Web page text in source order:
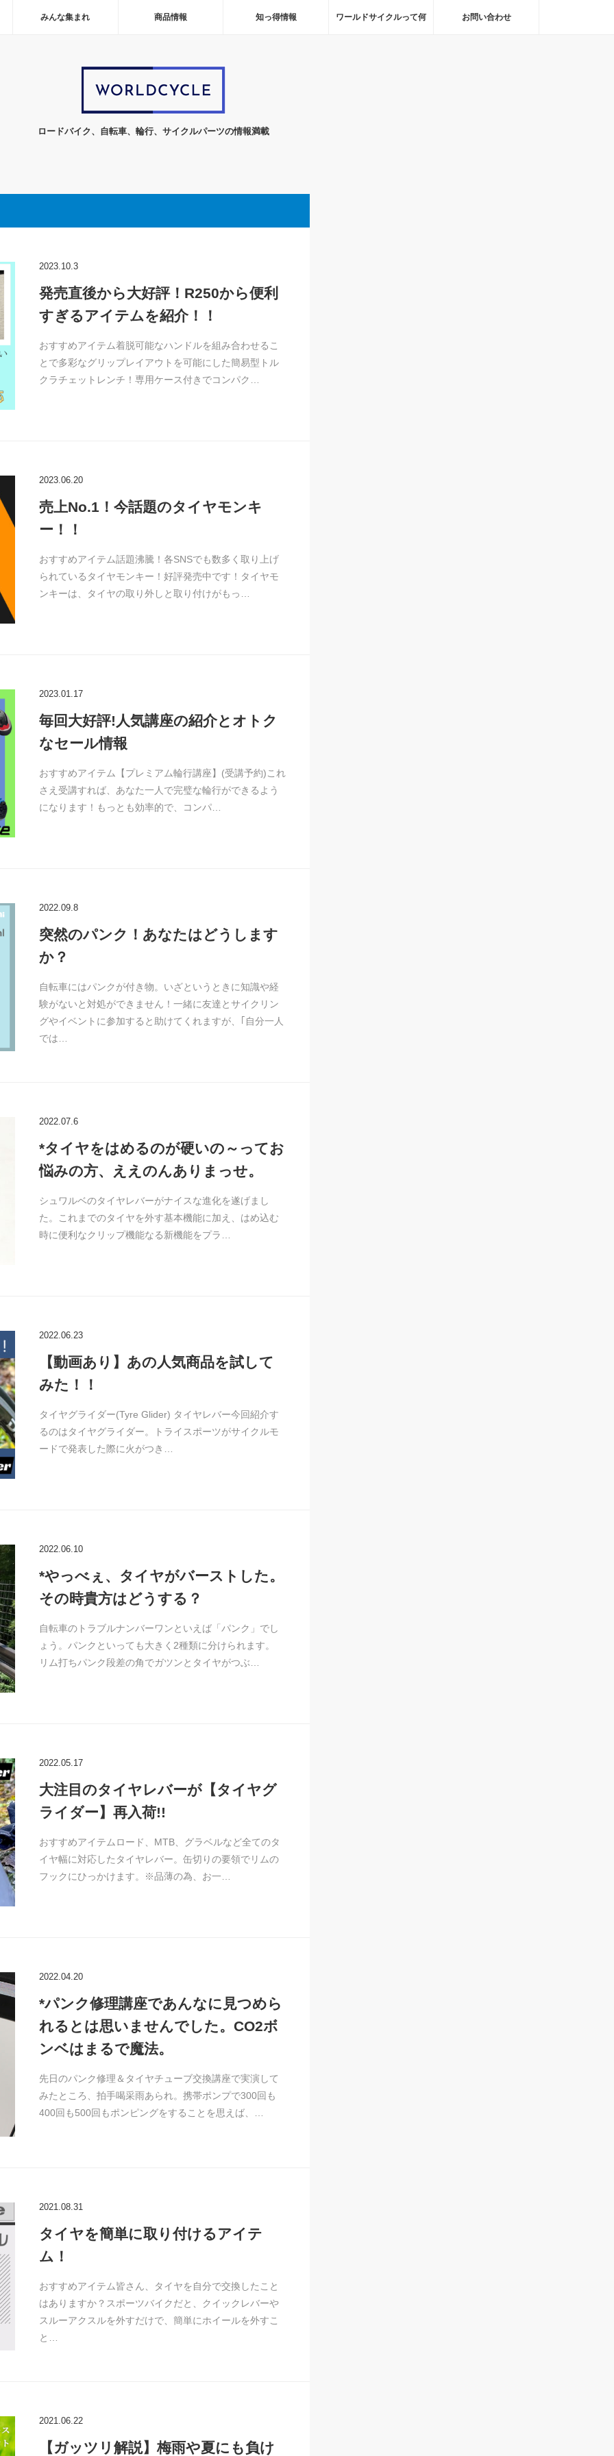
みんな集まれ 商品情報 知っ得情報 ワールドサイクルって何 お問い合わせ
ロードバイク、自転車、輪行、サイクルパーツの情報満載
2023.10.3
発売直後から大好評！R250から便利
すぎるアイテムを紹介！！
おすすめアイテム着脱可能なハンドルを組み合わせるこ
とで多彩なグリップレイアウトを可能にした簡易型トル
クラチェットレンチ！専用ケース付きでコンパク…
2023.06.20
売上No.1！今話題のタイヤモンキ
ー！！
おすすめアイテム話題沸騰！各SNSでも数多く取り上げ
られているタイヤモンキー！好評発売中です！タイヤモ
ンキーは、タイヤの取り外しと取り付けがもっ…
2023.01.17
毎回大好評!人気講座の紹介とオトク
なセール情報
おすすめアイテム【プレミアム輪行講座】(受講予約)これ
さえ受講すれば、あなた一人で完璧な輪行ができるよう
になります！もっとも効率的で、コンパ…
2022.09.8
突然のパンク！あなたはどうします
か？
自転車にはパンクが付き物。いざというときに知識や経
験がないと対処ができません！一緒に友達とサイクリン
グやイベントに参加すると助けてくれますが、｢自分一人
では…
2022.07.6
*タイヤをはめるのが硬いの～ってお
悩みの方、ええのんありまっせ。
シュワルベのタイヤレバーがナイスな進化を遂げまし
た。これまでのタイヤを外す基本機能に加え、はめ込む
時に便利なクリップ機能なる新機能をプラ…
2022.06.23
【動画あり】あの人気商品を試して
みた！！
タイヤグライダー(Tyre Glider) タイヤレバー今回紹介す
るのはタイヤグライダー。トライスポーツがサイクルモ
ードで発表した際に火がつき…
2022.06.10
*やっべぇ、タイヤがバーストした。
その時貴方はどうする？
自転車のトラブルナンバーワンといえば「パンク」でし
ょう。パンクといっても大きく2種類に分けられます。
リム打ちパンク段差の角でガツンとタイヤがつぶ…
2022.05.17
大注目のタイヤレバーが【タイヤグ
ライダー】再入荷!!
おすすめアイテムロード、MTB、グラベルなど全てのタ
イヤ幅に対応したタイヤレバー。缶切りの要領でリムの
フックにひっかけます。※品薄の為、お一…
2022.04.20
*パンク修理講座であんなに見つめら
れるとは思いませんでした。CO2ボ
ンベはまるで魔法。
先日のパンク修理＆タイヤチューブ交換講座で実演して
みたところ、拍手喝采雨あられ。携帯ポンプで300回も
400回も500回もポンピングをすることを思えば、…
2021.08.31
タイヤを簡単に取り付けるアイテ
ム！
おすすめアイテム皆さん、タイヤを自分で交換したこと
はありますか？スポーツバイクだと、クイックレバーや
スルーアクスルを外すだけで、簡単にホイールを外すこ
と…
2021.06.22
【ガッツリ解説】梅雨や夏にも負け